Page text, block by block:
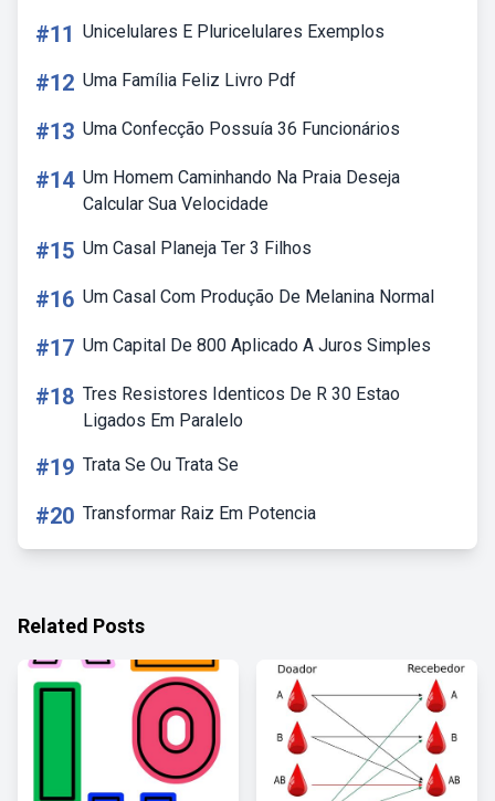
#11 Unicelulares E Pluricelulares Exemplos
#12 Uma Família Feliz Livro Pdf
#13 Uma Confecção Possuía 36 Funcionários
#14 Um Homem Caminhando Na Praia Deseja
Calcular Sua Velocidade
#15 Um Casal Planeja Ter 3 Filhos
#16 Um Casal Com Produção De Melanina Normal
#17 Um Capital De 800 Aplicado A Juros Simples
#18 Tres Resistores Identicos De R 30 Estao
Ligados Em Paralelo
#19 Trata Se Ou Trata Se
#20 Transformar Raiz Em Potencia
Related Posts